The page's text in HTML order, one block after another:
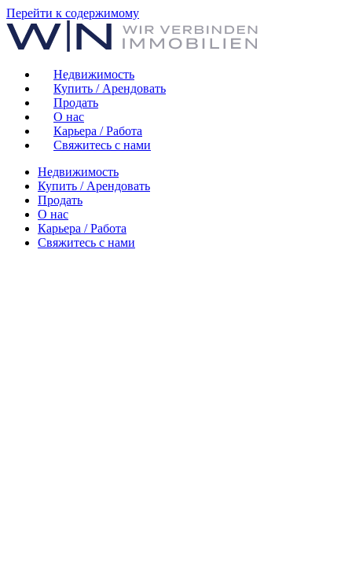
Перейти к содержимому
Недвижимость
Купить / Арендовать
Продать
О нас
Карьера / Работа
Свяжитесь с нами
Недвижимость
Купить / Арендовать
Продать
О нас
Карьера / Работа
Свяжитесь с нами